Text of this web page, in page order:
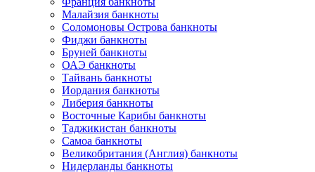
Малайзия банкноты
Соломоновы Острова банкноты
Фиджи банкноты
Бруней банкноты
ОАЭ банкноты
Тайвань банкноты
Иордания банкноты
Либерия банкноты
Восточные Карибы банкноты
Таджикистан банкноты
Самоа банкноты
Великобритания (Англия) банкноты
Нидерланды банкноты